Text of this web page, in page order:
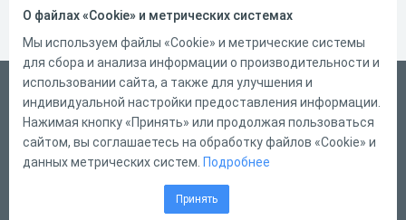
Русский
Справка
Форма обратной связи
О файлах «Cookie» и метрических системах
Мы используем файлы «Cookie» и метрические системы
для сбора и анализа информации о производительности и
использовании сайта, а также для улучшения и
индивидуальной настройки предоставления информации.
Нажимая кнопку «Принять» или продолжая пользоваться
сайтом, вы соглашаетесь на обработку файлов «Cookie» и
данных метрических систем. Подробнее
Принять